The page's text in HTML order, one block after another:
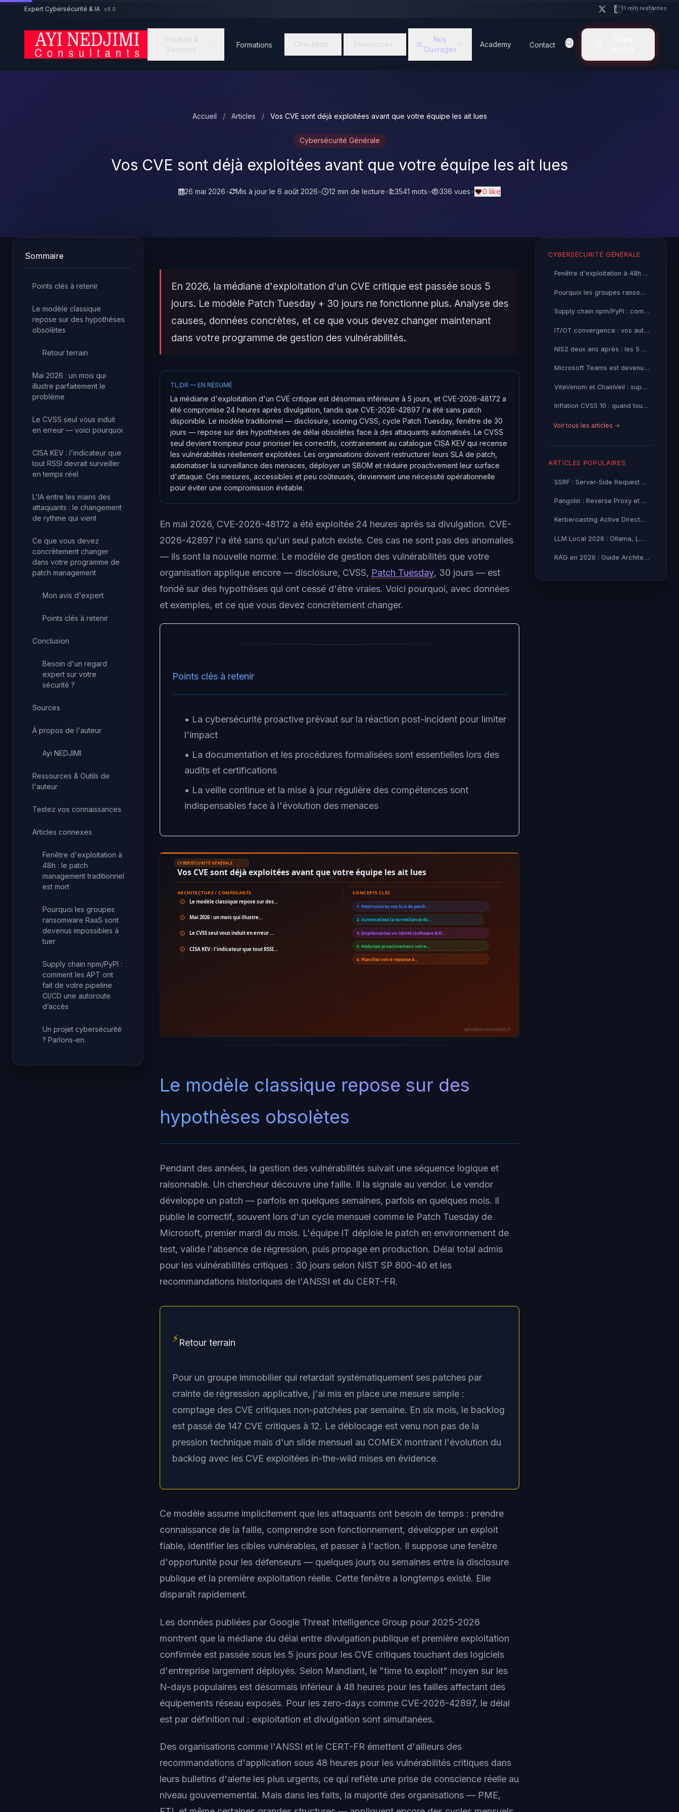
Aller au contenu principal
Expert Cybersécurité & IA v9.0
Produits &
Services
Formations Checklists Ressources
Nos
Ouvrages
Academy Contact
Accueil / Articles / Vos CVE sont déjà exploitées avant que votre équipe les ait lues
Cybersécurité Générale
Vos CVE sont déjà exploitées avant que votre équipe les ait lues
26 mai 2026• Mis à jour le 6 août 2026• 12 min de lecture• 3541 mots• 336 vues• 0 like
Sommaire
Points clés à retenir
Le modèle classique
repose sur des hypothèses
obsolètes
Retour terrain
Mai 2026 : un mois qui
illustre parfaitement le
problème
Le CVSS seul vous induit
en erreur — voici pourquoi
CISA KEV : l'indicateur que
tout RSSI devrait surveiller
en temps réel
L'IA entre les mains des
attaquants : le changement
de rythme qui vient
Ce que vous devez
concrètement changer
dans votre programme de
patch management
Mon avis d'expert
Points clés à retenir
Conclusion
Besoin d'un regard
expert sur votre
sécurité ?
Sources
À propos de l'auteur
Ayi NEDJIMI
Ressources & Outils de
l'auteur
Testez vos connaissances
Articles connexes
Fenêtre d'exploitation à
48h : le patch
management traditionnel
est mort
Pourquoi les groupes
ransomware RaaS sont
devenus impossibles à
tuer
Supply chain npm/PyPI :
comment les APT ont
fait de votre pipeline
CI/CD une autoroute
d’accès
Un projet cybersécurité
? Parlons-en.
En 2026, la médiane d'exploitation d'un CVE critique est passée sous 5
jours. Le modèle Patch Tuesday + 30 jours ne fonctionne plus. Analyse des
causes, données concrètes, et ce que vous devez changer maintenant
dans votre programme de gestion des vulnérabilités.
TL;DR — EN RÉSUMÉ
La médiane d'exploitation d'un CVE critique est désormais inférieure à 5 jours, et CVE-2026-48172 a
été compromise 24 heures après divulgation, tandis que CVE-2026-42897 l'a été sans patch
disponible. Le modèle traditionnel — disclosure, scoring CVSS, cycle Patch Tuesday, fenêtre de 30
jours — repose sur des hypothèses de délai obsolètes face à des attaquants automatisés. Le CVSS
seul devient trompeur pour prioriser les correctifs, contrairement au catalogue CISA KEV qui recense
les vulnérabilités réellement exploitées. Les organisations doivent restructurer leurs SLA de patch,
automatiser la surveillance des menaces, déployer un SBOM et réduire proactivement leur surface
d'attaque. Ces mesures, accessibles et peu coûteuses, deviennent une nécessité opérationnelle
pour éviter une compromission évitable.
En mai 2026, CVE-2026-48172 a été exploitée 24 heures après sa divulgation. CVE-
2026-42897 l'a été sans qu'un seul patch existe. Ces cas ne sont pas des anomalies
— ils sont la nouvelle norme. Le modèle de gestion des vulnérabilités que votre
organisation applique encore — disclosure, CVSS, Patch Tuesday, 30 jours — est
fondé sur des hypothèses qui ont cessé d'être vraies. Voici pourquoi, avec données
et exemples, et ce que vous devez concrètement changer.
Points clés à retenir
• La cybersécurité proactive prévaut sur la réaction post-incident pour limiter
l'impact
• La documentation et les procédures formalisées sont essentielles lors des
audits et certifications
• La veille continue et la mise à jour régulière des compétences sont
indispensables face à l'évolution des menaces
CYBERSÉCURITÉ GÉNÉRALE
Vos CVE sont déjà exploitées avant que votre équipe les ait lues
ARCHITECTURE / COMPOSANTS
Le modèle classique repose sur des…
Mai 2026 : un mois qui illustre…
Le CVSS seul vous induit en erreur …
CISA KEV : l'indicateur que tout RSSI…
CONCEPTS CLÉS
1. Restructurez vos SLA de patch…
2. Automatisez la surveillance du…
3. Implémentez un SBOM (Software Bill…
5. Réduisez proactivement votre…
6. Planifiez votre réponse à…
ayinedjimi-consultants.fr
Le modèle classique repose sur des
hypothèses obsolètes
Pendant des années, la gestion des vulnérabilités suivait une séquence logique et
raisonnable. Un chercheur découvre une faille. Il la signale au vendor. Le vendor
développe un patch — parfois en quelques semaines, parfois en quelques mois. Il
publie le correctif, souvent lors d'un cycle mensuel comme le Patch Tuesday de
Microsoft, premier mardi du mois. L'équipe IT déploie le patch en environnement de
test, valide l'absence de régression, puis propage en production. Délai total admis
pour les vulnérabilités critiques : 30 jours selon NIST SP 800-40 et les
recommandations historiques de l'ANSSI et du CERT-FR.
⚡Retour terrain
Pour un groupe immobilier qui retardait systématiquement ses patches par
crainte de régression applicative, j'ai mis en place une mesure simple :
comptage des CVE critiques non-patchées par semaine. En six mois, le backlog
est passé de 147 CVE critiques à 12. Le déblocage est venu non pas de la
pression technique mais d'un slide mensuel au COMEX montrant l'évolution du
backlog avec les CVE exploitées in-the-wild mises en évidence.
Ce modèle assume implicitement que les attaquants ont besoin de temps : prendre
connaissance de la faille, comprendre son fonctionnement, développer un exploit
fiable, identifier les cibles vulnérables, et passer à l'action. Il suppose une fenêtre
d'opportunité pour les défenseurs — quelques jours ou semaines entre la disclosure
publique et la première exploitation réelle. Cette fenêtre a longtemps existé. Elle
disparaît rapidement.
Les données publiées par Google Threat Intelligence Group pour 2025-2026
montrent que la médiane du délai entre divulgation publique et première exploitation
confirmée est passée sous les 5 jours pour les CVE critiques touchant des logiciels
d'entreprise largement déployés. Selon Mandiant, le "time to exploit" moyen sur les
N-days populaires est désormais inférieur à 48 heures pour les failles affectant des
équipements réseau exposés. Pour les zero-days comme CVE-2026-42897, le délai
est par définition nul : exploitation et divulgation sont simultanées.
Des organisations comme l'ANSSI et le CERT-FR émettent d'ailleurs des
recommandations d'application sous 48 heures pour les vulnérabilités critiques dans
leurs bulletins d'alerte les plus urgents, ce qui reflète une prise de conscience réelle au
niveau gouvernemental. Mais dans les faits, la majorité des organisations — PME,
CYBERSÉCURITÉ GÉNÉRALE
Fenêtre d'exploitation à 48h : le patch management traditionnel est mort
Pourquoi les groupes ransomware RaaS sont devenus impossibles à tuer
Supply chain npm/PyPI : comment les APT ont fait de votre pipeline CI/CD une autoroute d’accès
IT/OT convergence : vos automates industriels sont la prochaine cible des ransomwares
NIS2 deux ans après : les 5 erreurs de mise en conformité que je vois répéter partout
Microsoft Teams est devenu votre nouveau perimetre d'attaque
ViteVenom et ChainVeil : supply chain npm, blockchain C2 et
Inflation CVSS 10 : quand tout est critique, comment
Voir tous les articles →
ARTICLES POPULAIRES
SSRF : Server-Side Request Forgery — Exploitation Avancée
Pangolin : Reverse Proxy et Tunnel Self-Hosted — Guide
Kerberoasting Active Directory : Attaque et Défense 2026
LLM Local 2026 : Ollama, LM Studio ou vLLM — Quel Outil selon
RAG en 2026 : Guide Architecture, Vectorisation & Chunking
11 min restantes